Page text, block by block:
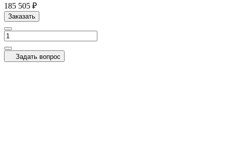
185 505 ₽
Заказать
Задать вопрос